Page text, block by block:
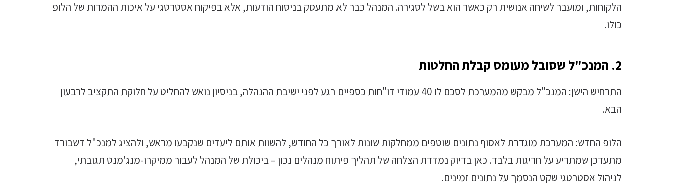
הלקוחות, ומועבר לשיחה אנושית רק כאשר הוא בשל לסגירה. המנהל כבר לא מתעסק בניסוח הודעות, אלא בפיקוח אסטרטגי על איכות ההמרות של הלופ
כולו.
2. המנכ"ל שסובל מעומס קבלת החלטות
התרחיש הישן: המנכ"ל מבקש מהמערכת לסכם לו 40 עמודי דו"חות כספיים רגע לפני ישיבת ההנהלה, בניסיון נואש להחליט על חלוקת התקציב לרבעון
הבא.
הלופ החדש: המערכת מוגדרת לאסוף נתונים שוטפים ממחלקות שונות לאורך כל החודש, להשוות אותם ליעדים שנקבעו מראש, ולהציג למנכ"ל דשבורד
מתעדכן שמתריע על חריגות בלבד. כאן בדיוק נמדדת הצלחה של תהליך פיתוח מנהלים נכון – ביכולת של המנהל לעבור ממיקרו-מנג'מנט תגובתי,
לניהול אסטרטגי שקט הנסמך על נתונים זמינים.